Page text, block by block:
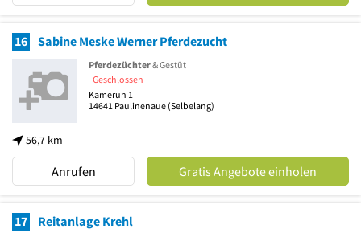
16 Sabine Meske Werner Pferdezucht
56,7 km
Pferdezüchter& Gestüt
Geschlossen
Kamerun 1
14641 Paulinenaue (Selbelang)
Anrufen Gratis Angebote einholen
17 Reitanlage Krehl